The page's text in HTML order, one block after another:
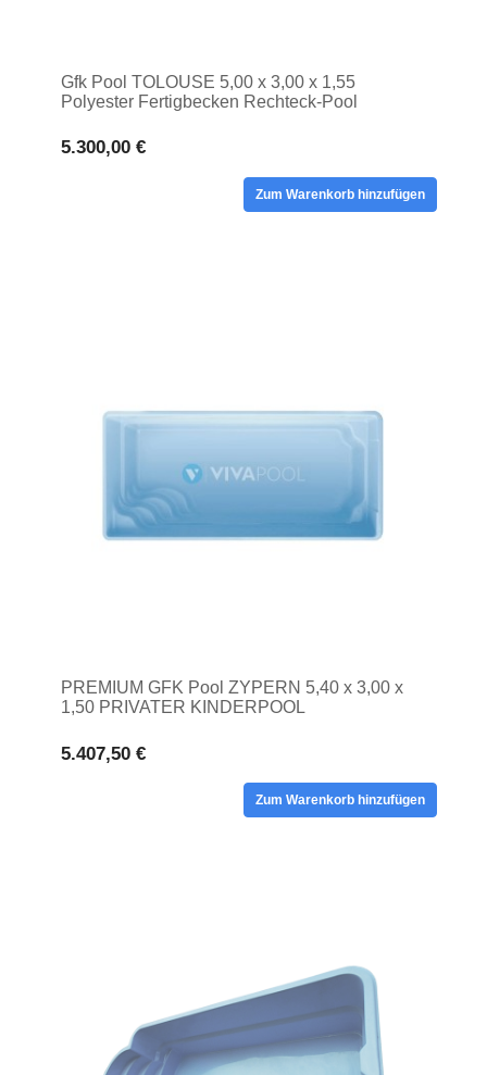
Gfk Pool TOLOUSE 5,00 x 3,00 x 1,55
Polyester Fertigbecken Rechteck-Pool
5.300,00 €
Zum Warenkorb hinzufügen
PREMIUM GFK Pool ZYPERN 5,40 x 3,00 x
1,50 PRIVATER KINDERPOOL
5.407,50 €
Zum Warenkorb hinzufügen